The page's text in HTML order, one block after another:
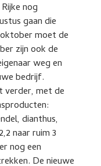
nog
gaan die
moet de
zijn ook de
weg en
bedrijf.
verder, met de
dianthus,
naar ruim 3
nog een
De nieuwe